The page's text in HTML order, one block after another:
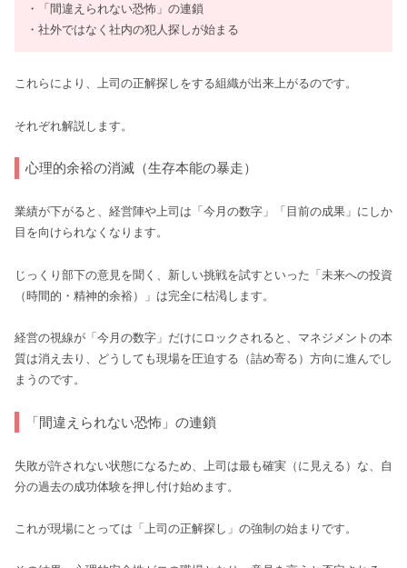
・「間違えられない恐怖」の連鎖
・社外ではなく社内の犯人探しが始まる
これらにより、上司の正解探しをする組織が出来上がるのです。
それぞれ解説します。
心理的余裕の消滅（生存本能の暴走）
業績が下がると、経営陣や上司は「今月の数字」「目前の成果」にしか
目を向けられなくなります。
じっくり部下の意見を聞く、新しい挑戦を試すといった「未来への投資
（時間的・精神的余裕）」は完全に枯渇します。
経営の視線が「今月の数字」だけにロックされると、マネジメントの本
質は消え去り、どうしても現場を圧迫する（詰め寄る）方向に進んでし
まうのです。
「間違えられない恐怖」の連鎖
失敗が許されない状態になるため、上司は最も確実（に見える）な、自
分の過去の成功体験を押し付け始めます。
これが現場にとっては「上司の正解探し」の強制の始まりです。